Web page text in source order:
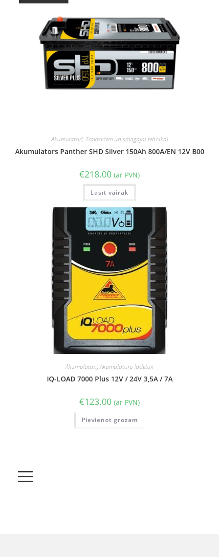
Akumulatori, Traktoriem un smagajai tehnikai
Akumulators Panther SHD Silver 150Ah 800A/EN 12V B00
€218.00 (ar PVN)
Lasīt vairāk
Akumulatori,Akumulatoru lādētāji
IQ-LOAD 7000 Plus 12V / 24V 3,5A / 7A
€123.00 (ar PVN)
Pievienot grozam